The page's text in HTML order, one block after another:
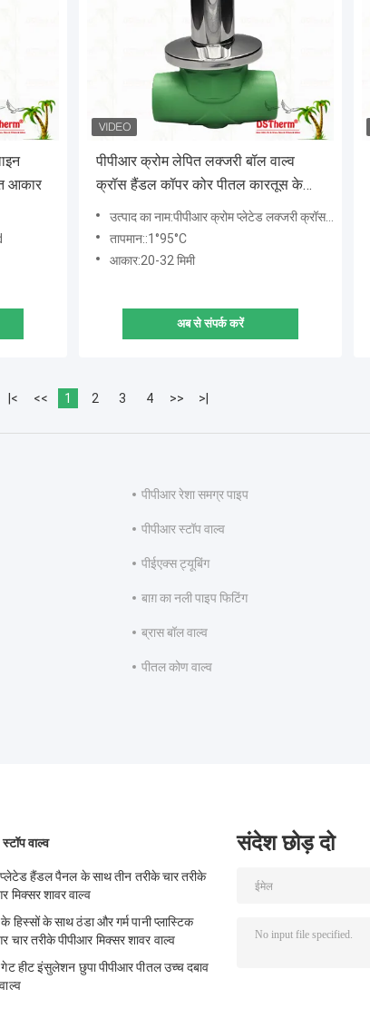
आकार
पीपीआर क्रोम लेपित लक्जरी बॉल वाल्व
क्रॉस हैंडल कॉपर कोर पीतल कारतूस के
उत्पाद का नाम:पीपीआर क्रोम प्लेटेड लक्जरी क्रॉस बॉल वाल्व
तापमान::1°95°C
आकार:20-32 मिमी
अब से संपर्क करें
|< << 1 2 3 4 >> >|
पीपीआर रेशा समग्र पाइप
पीपीआर स्टॉप वाल्व
पीईएक्स ट्यूबिंग
बाग़ का नली पाइप फिटिंग
ब्रास बॉल वाल्व
पीतल कोण वाल्व
वाल्व
हैंडल पैनल के साथ तीन तरीके चार तरीके
मिक्सर शावर वाल्व
हिस्सों के साथ ठंडा और गर्म पानी प्लास्टिक
चार तरीके पीपीआर मिक्सर शावर वाल्व
हीट इंसुलेशन छुपा पीपीआर पीतल उच्च दबाव
संदेश छोड़ दो